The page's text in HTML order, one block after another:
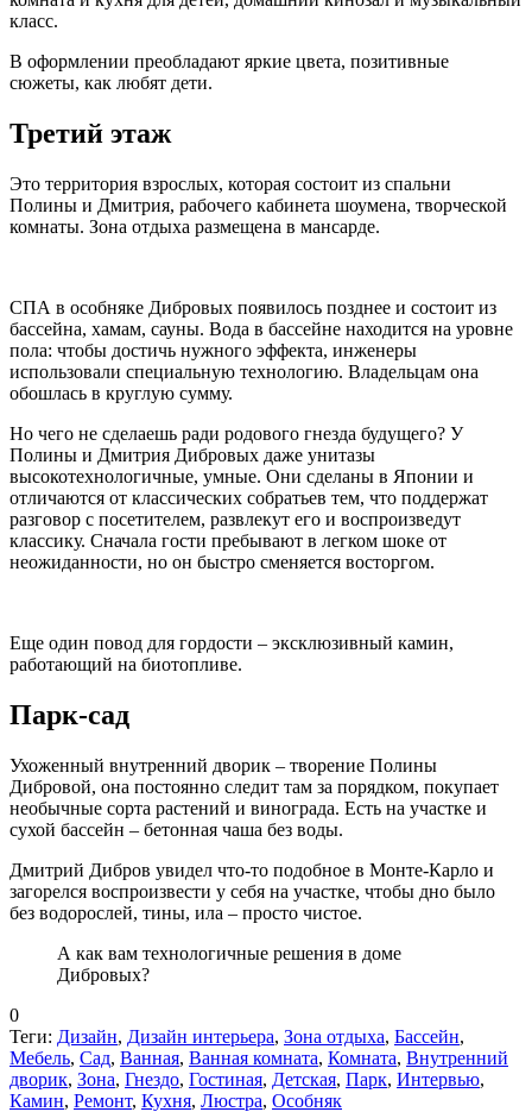
класс.
В оформлении преобладают яркие цвета, позитивные
сюжеты, как любят дети.
Третий этаж
Это территория взрослых, которая состоит из спальни
Полины и Дмитрия, рабочего кабинета шоумена, творческой
комнаты. Зона отдыха размещена в мансарде.
СПА в особняке Дибровых появилось позднее и состоит из
бассейна, хамам, сауны. Вода в бассейне находится на уровне
пола: чтобы достичь нужного эффекта, инженеры
использовали специальную технологию. Владельцам она
обошлась в круглую сумму.
Но чего не сделаешь ради родового гнезда будущего? У
Полины и Дмитрия Дибровых даже унитазы
высокотехнологичные, умные. Они сделаны в Японии и
отличаются от классических собратьев тем, что поддержат
разговор с посетителем, развлекут его и воспроизведут
классику. Сначала гости пребывают в легком шоке от
неожиданности, но он быстро сменяется восторгом.
Еще один повод для гордости – эксклюзивный камин,
работающий на биотопливе.
Парк-сад
Ухоженный внутренний дворик – творение Полины
Дибровой, она постоянно следит там за порядком, покупает
необычные сорта растений и винограда. Есть на участке и
сухой бассейн – бетонная чаша без воды.
Дмитрий Дибров увидел что-то подобное в Монте-Карло и
загорелся воспроизвести у себя на участке, чтобы дно было
без водорослей, тины, ила – просто чистое.
А как вам технологичные решения в доме
Дибровых?
0
Теги: Дизайн, Дизайн интерьера, Зона отдыха, Бассейн,
Мебель, Сад, Ванная, Ванная комната, Комната, Внутренний
дворик, Зона, Гнездо, Гостиная, Детская, Парк, Интервью,
Камин, Ремонт, Кухня, Люстра, Особняк